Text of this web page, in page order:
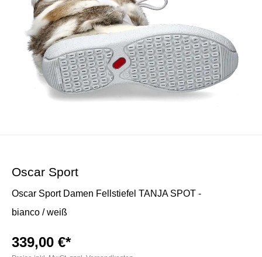
Oscar Sport
Oscar Sport Damen Fellstiefel TANJA SPOT -
bianco / weiß
339,00 €*